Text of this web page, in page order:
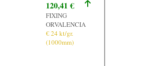
120,41 €
FIXING
ORVALENCIA
€ 24 kt/gr.
(1000mm)